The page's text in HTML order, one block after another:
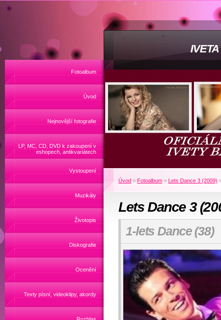
Fotoalbum
Úvod
Nejnovější fotografie
LP, MC, CD, DVD k zakoupení v
eshopech, antikvariátech
Vystoupení
Muzikály
Životopis
Diskografie
Ocenění
Texty písní, videoklipy, akordy
Úvod » Fotoalbum » Lets Dance 3 (2009)
Lets Dance 3
1-lets Dance (38)